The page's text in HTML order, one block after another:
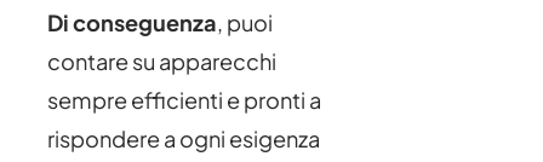
Di conseguenza, puoi
contare su apparecchi
sempre efficienti e pronti a
rispondere a ogni esigenza